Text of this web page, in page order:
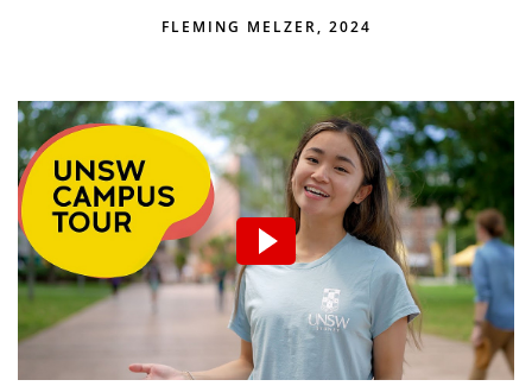
FLEMING MELZER, 2024
Wir möchten Sie darauf
hinweisen, dass nach der
Aktivierung Daten an den
jeweiligen Anbieter übermittelt